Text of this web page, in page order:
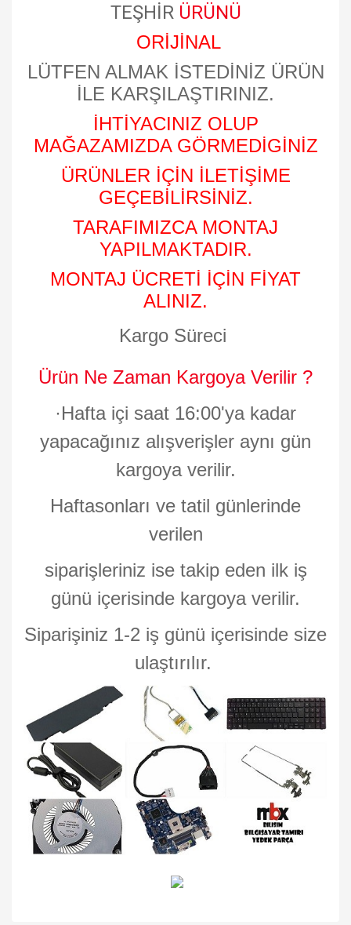
TEŞHİR ÜRÜNÜ
ORİJİNAL
LÜTFEN ALMAK İSTEDİNİZ ÜRÜN
İLE KARŞILAŞTIRINIZ.
İHTİYACINIZ OLUP
MAĞAZAMIZDA GÖRMEDİGİNİZ
ÜRÜNLER İÇİN İLETİŞİME
GEÇEBİLİRSİNİZ.
TARAFIMIZCA MONTAJ
YAPILMAKTADIR.
MONTAJ ÜCRETİ İÇİN FİYAT
ALINIZ.
Kargo Süreci
Ürün Ne Zaman Kargoya Verilir ?
·Hafta içi saat 16:00'ya kadar
yapacağınız alışverişler aynı gün
kargoya verilir.
Haftasonları ve tatil günlerinde
verilen
siparişleriniz ise takip eden ilk iş
günü içerisinde kargoya verilir.
Siparişiniz 1-2 iş günü içerisinde size
ulaştırılır.